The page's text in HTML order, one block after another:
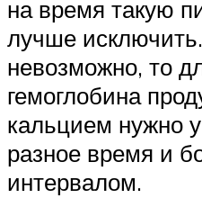
на время такую
лучше
невозможно, то
гемоглобина
кальцием нужно
разное время и
интервалом.